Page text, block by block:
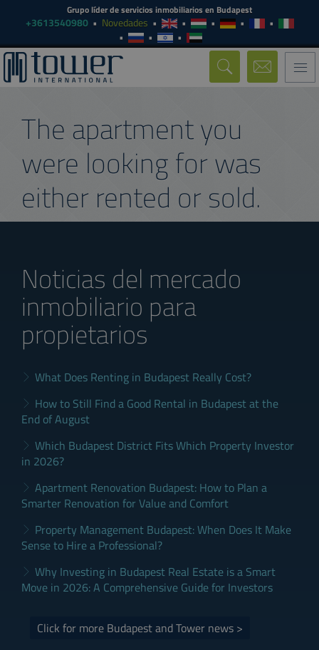
Grupo líder de servicios inmobiliarios en Budapest
+3613540980 Novedades
The apartment you
were looking for was
either rented or sold.
Noticias del mercado
inmobiliario para
propietarios
What Does Renting in Budapest Really Cost?
How to Still Find a Good Rental in Budapest at the
End of August
Which Budapest District Fits Which Property Investor
in 2026?
Apartment Renovation Budapest: How to Plan a
Smarter Renovation for Value and Comfort
Property Management Budapest: When Does It Make
Sense to Hire a Professional?
Why Investing in Budapest Real Estate is a Smart
Move in 2026: A Comprehensive Guide for Investors
Click for more Budapest and Tower news >